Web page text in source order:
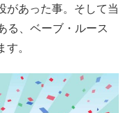
があった事。そして当
る、ベーブ・ルース
。